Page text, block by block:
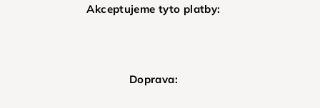
Akceptujeme tyto platby:
Doprava: